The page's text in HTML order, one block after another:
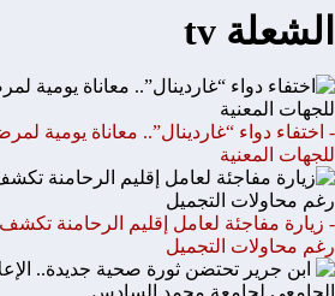
الشعلة tv
- اختفاء دواء “غاردينال”.. معاناة يومية
للجهات المعنية
- زيارة مفاجئة لعامل إقليم الرحامنة
رغم محاولات التجميل